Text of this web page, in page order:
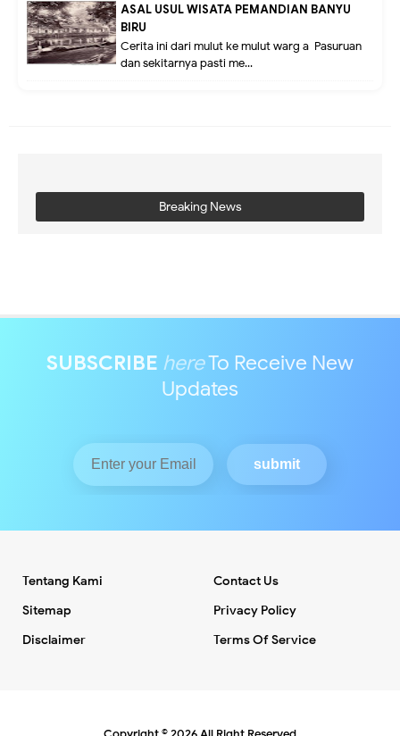
ASAL USUL WISATA PEMANDIAN BANYU
BIRU
Cerita ini dari mulut ke mulut warg a Pasuruan
dan sekitarnya pasti me...
Breaking News
SUBSCRIBE hereTo Receive New
Updates
Tentang Kami
Contact Us
Sitemap
Privacy Policy
Disclaimer
Terms Of Service